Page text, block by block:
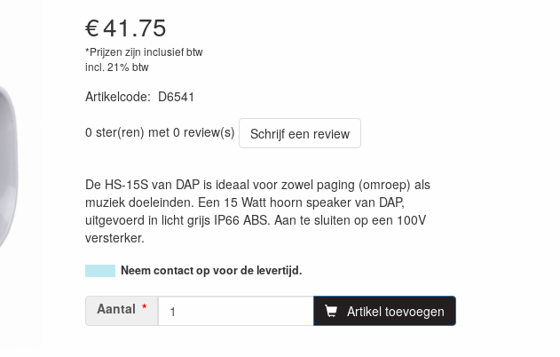
€41.75
*Prijzen zijn inclusief btw
incl. 21% btw
Artikelcode: D6541
0 ster(ren) met 0 review(s)
Schrijf een review
De HS-15S van DAP is ideaal voor zowel paging (omroep) als
muziek doeleinden. Een 15 Watt hoorn speaker van DAP,
uitgevoerd in licht grijs IP66 ABS. Aan te sluiten op een 100V
versterker.
Neem contact op voor de levertijd.
Aantal Artikel toevoegen